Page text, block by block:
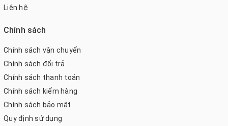
Liên hệ
Chính sách
Chính sách vận chuyển
Chính sách đổi trả
Chính sách thanh toán
Chính sách kiểm hàng
Chính sách bảo mật
Quy định sử dụng